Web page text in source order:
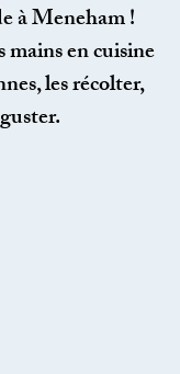
à Meneham !
mains en cuisine
les récolter,